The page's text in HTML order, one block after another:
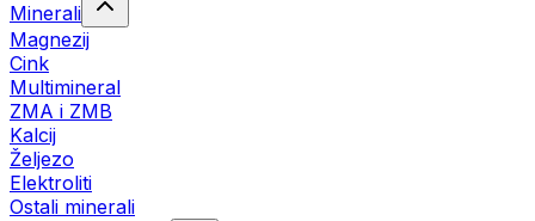
Minerali
Magnezij
Cink
Multimineral
ZMA i ZMB
Kalcij
Željezo
Elektroliti
Ostali minerali